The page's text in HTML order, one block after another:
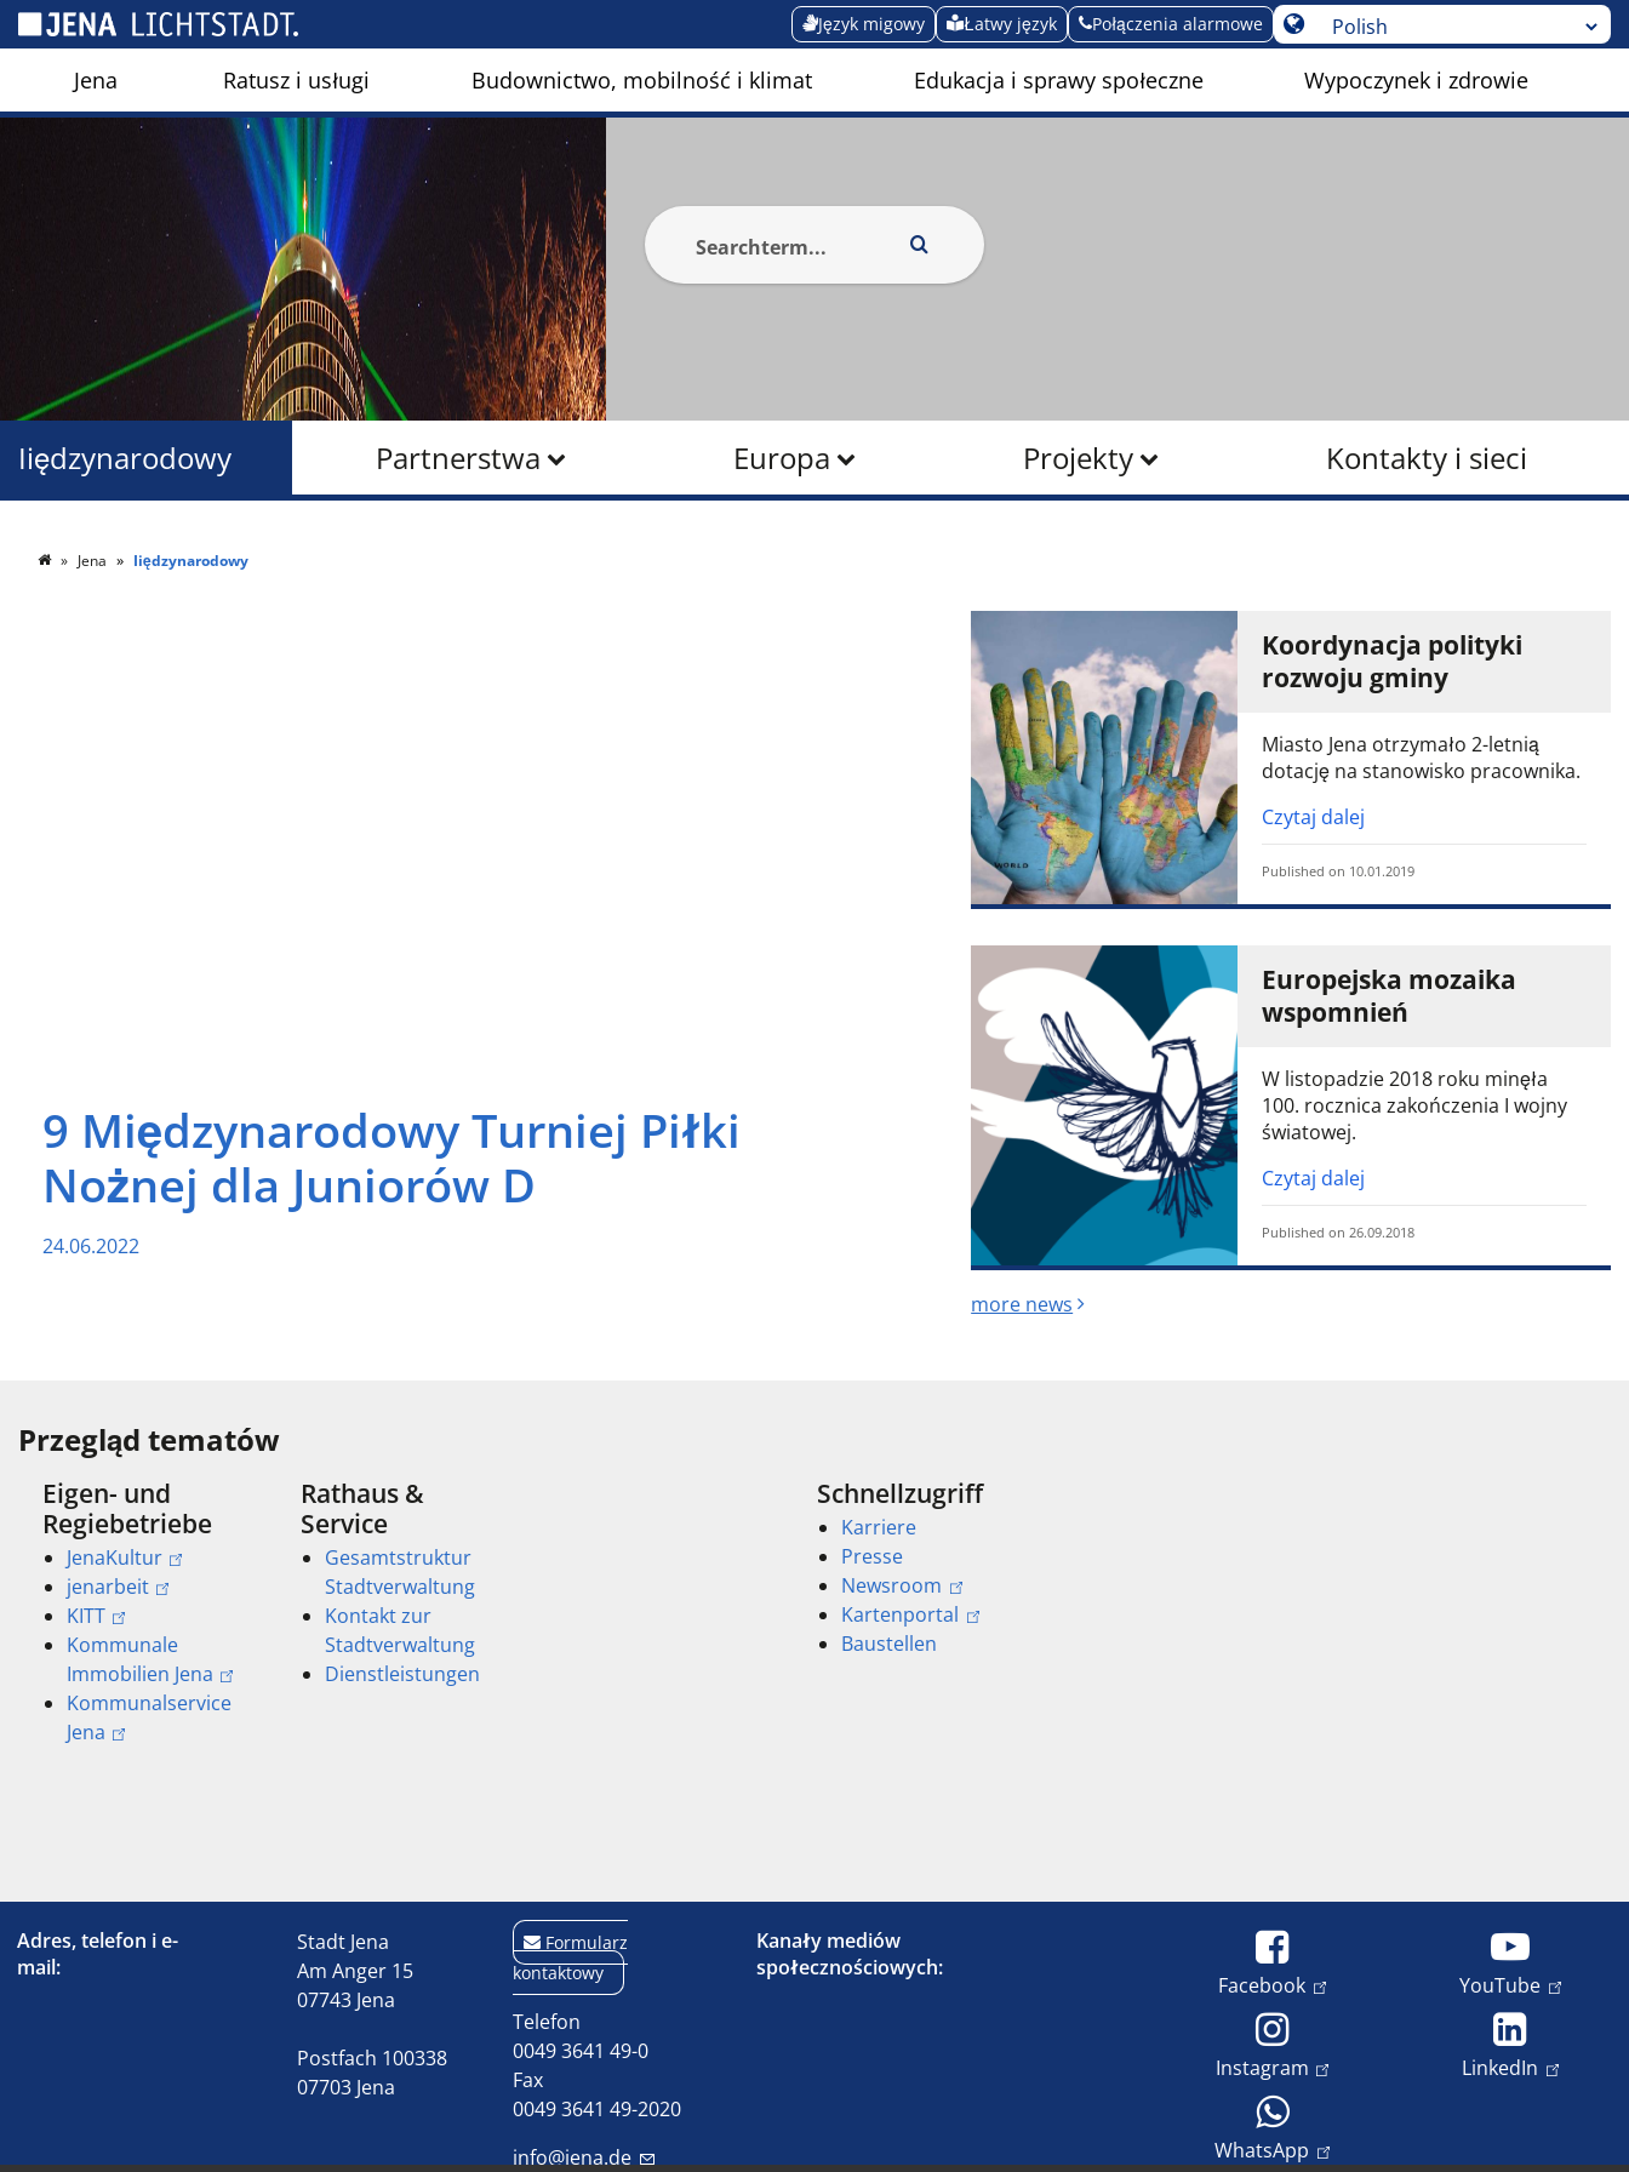
Język migowy Łatwy język Połączenia alarmowe
Jena Ratusz i usługi Budownictwo, mobilność i klimat Edukacja i sprawy społeczne Wypoczynek i zdrowie
Partnerstwa Europa Projekty Kontakty i sieci
Iiędzynarodowy
Jena Iiędzynarodowy
9 Międzynarodowy Turniej Piłki
Nożnej dla Juniorów D
24.06.2022
more news
Koordynacja polityki
rozwoju gminy
Miasto Jena otrzymało 2-letnią
dotację na stanowisko pracownika.
Czytaj dalej
Published on 10.01.2019
Europejska mozaika
wspomnień
W listopadzie 2018 roku minęła
100. rocznica zakończenia I wojny
światowej.
Czytaj dalej
Published on 26.09.2018
Przegląd tematów
Eigen- und
Regiebetriebe
JenaKultur
jenarbeit
KITT
Kommunale
Immobilien Jena
Kommunalservice
Jena
Rathaus &
Service
Gesamtstruktur
Stadtverwaltung
Kontakt zur
Stadtverwaltung
Dienstleistungen
Schnellzugriff
Karriere
Presse
Newsroom
Kartenportal
Baustellen
Adres, telefon i e-
mail:
Stadt Jena
Am Anger 15
07743 Jena
Postfach 100338
07703 Jena
Formularz
kontaktowy
Telefon
0049 3641 49-0
Fax
0049 3641 49-2020
info@jena.de
Kanały mediów
społecznościowych:
Facebook YouTube
Instagram LinkedIn
WhatsApp
Panel zarządzania plikami cookies